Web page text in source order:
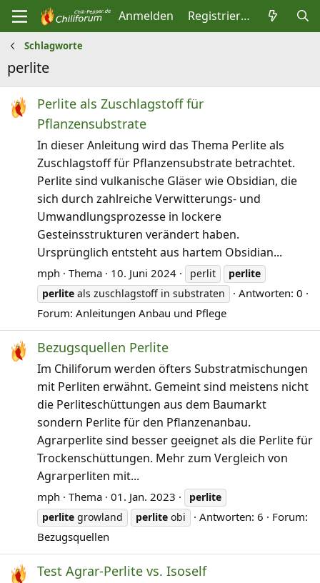
Anmelden Registrieren
Schlagworte
perlite
Perlite als Zuschlagstoff für
Pflanzensubstrate
In dieser Anleitung wird das Thema Perlite als
Zuschlagstoff für Pflanzensubstrate betrachtet.
Perlite sind vulkanische Gläser wie Obsidian, die
sich durch zahlreiche Verwitterungs- und
Umwandlungsprozesse in lockere
Gesteinsstrukturen verändert haben.
Ursprünglich entsteht aus hartem Obsidian...
mph Thema 10. Juni 2024 perlit
perlite
perlite als zuschlagstoff in substraten
Antworten: 0
Forum: Anleitungen Anbau und Pflege
Bezugsquellen Perlite
Im Chiliforum werden öfters Substratmischungen
mit Perliten erwähnt. Gemeint sind meistens nicht
die Perliteschüttungen aus dem Baumarkt
sondern Perlite für den Pflanzenanbau.
Agrarperlite sind besser geeignet als die Perlite für
Trockenschüttungen. Mehr zum Vergleich von
Agrarperliten mit...
mph Thema 01. Jan. 2023
perlite
perlite growland perlite obi Antworten: 6
Forum:
Bezugsquellen
Test Agrar-Perlite vs. Isoself